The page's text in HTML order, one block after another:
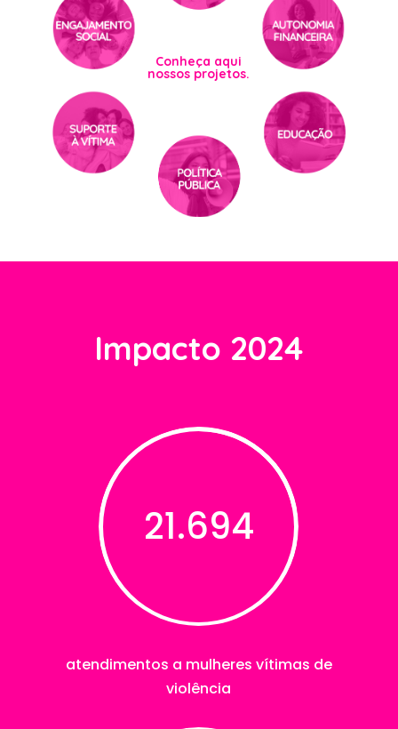
Conheça aqui
nossos projetos.
Impacto 2024
21.694
atendimentos a mulheres vítimas de
violência